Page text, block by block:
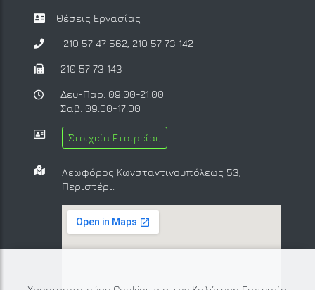
Θέσεις Εργασίας
210 57 47 562, 210 57 73 142
210 57 73 143
Δευ-Παρ: 09:00-21:00
Σαβ: 09:00-17:00
Στοιχεία Εταιρείας
Λεωφόρος Κωνσταντινουπόλεως 53,
Περιστέρι.